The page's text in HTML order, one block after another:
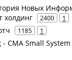
Новых
холдинг
2400 1
1185 1
- CMA Small